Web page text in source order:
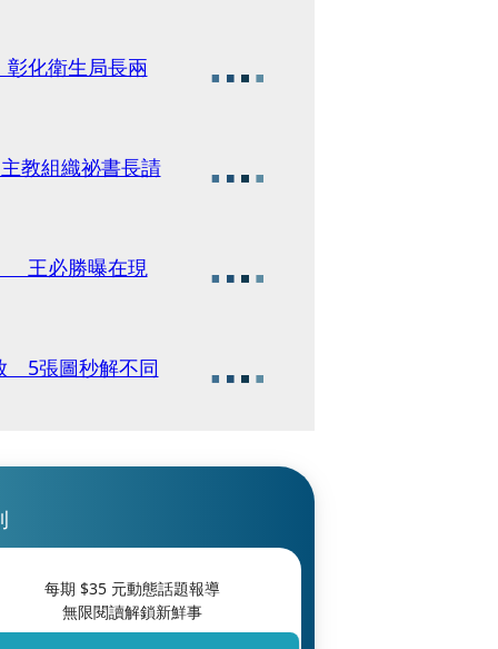
化衛生局長兩
教組織祕書長請
王必勝曝在現
5張圖秒解不同
每期 $35元動態話題報導
無限閱讀解鎖新鮮事